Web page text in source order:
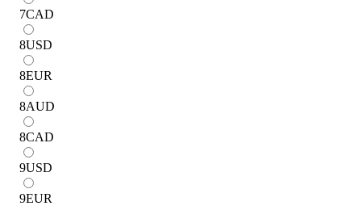
7CAD
8USD
8EUR
8AUD
8CAD
9USD
9EUR